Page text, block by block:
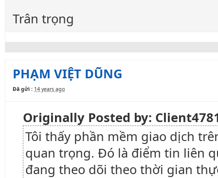
Trân trọng
PHẠM VIỆT DŨNG
Đã gửi : 14 years ago
Originally Posted by:
Tôi thấy phần mềm giao dịch
quan trọng. Đó là điểm tin liên
đang theo dõi theo thời gian